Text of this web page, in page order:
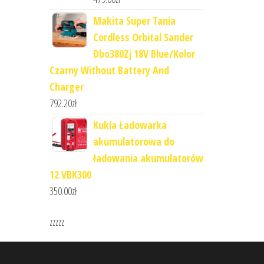
Makita Super Tania
Cordless Orbital Sander
Dbo380Zj 18V Blue/Kolor
Czarny Without Battery And
Charger
792.20zł
Kukla Ładowarka
akumulatorowa do
ładowania akumulatorów
12 VBK300
350.00zł
zzzzz